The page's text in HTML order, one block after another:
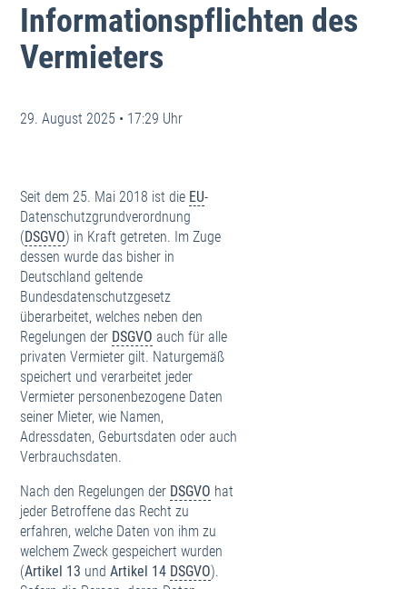
Informationspflichten des
Vermieters
29. August 2025 • 17:29 Uhr
Seit dem 25. Mai 2018 ist die EU-
Datenschutzgrundverordnung
(DSGVO) in Kraft getreten. Im Zuge
dessen wurde das bisher in
Deutschland geltende
Bundesdatenschutzgesetz
überarbeitet, welches neben den
Regelungen der DSGVO auch für alle
privaten Vermieter gilt. Naturgemäß
speichert und verarbeitet jeder
Vermieter personenbezogene Daten
seiner Mieter, wie Namen,
Adressdaten, Geburtsdaten oder auch
Verbrauchsdaten.
Nach den Regelungen der DSGVO hat
jeder Betroffene das Recht zu
erfahren, welche Daten von ihm zu
welchem Zweck gespeichert wurden
(Artikel 13 undArtikel 14 DSGVO).